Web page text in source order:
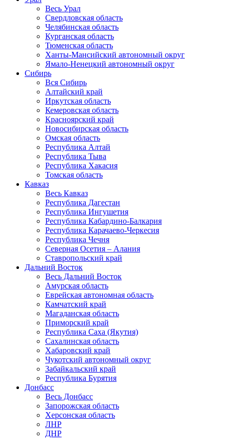
Весь Урал
Свердловская область
Челябинская область
Курганская область
Тюменская область
Ханты-Мансийский автономный округ
Ямало-Ненецкий автономный округ
Сибирь
Вся Сибирь
Алтайский край
Иркутская область
Кемеровская область
Красноярский край
Новосибирская область
Омская область
Республика Алтай
Республика Тыва
Республика Хакасия
Томская область
Кавказ
Весь Кавказ
Республика Дагестан
Республика Ингушетия
Республика Кабардино-Балкария
Республика Карачаево-Черкесия
Республика Чечня
Северная Осетия – Алания
Ставропольский край
Дальний Восток
Весь Дальний Восток
Амурская область
Еврейская автономная область
Камчатский край
Магаданская область
Приморский край
Республика Саха (Якутия)
Сахалинская область
Хабаровский край
Чукотский автономный округ
Забайкальский край
Республика Бурятия
Донбасс
Весь Донбасс
Запорожская область
Херсонская область
ЛНР
ДНР